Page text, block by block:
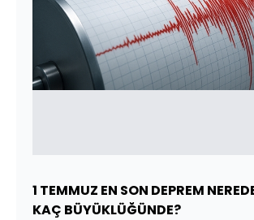
1 TEMMUZ EN SON DEPREM
KAÇ BÜYÜKLÜĞÜNDE?